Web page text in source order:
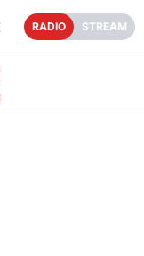
RADIO STREAM